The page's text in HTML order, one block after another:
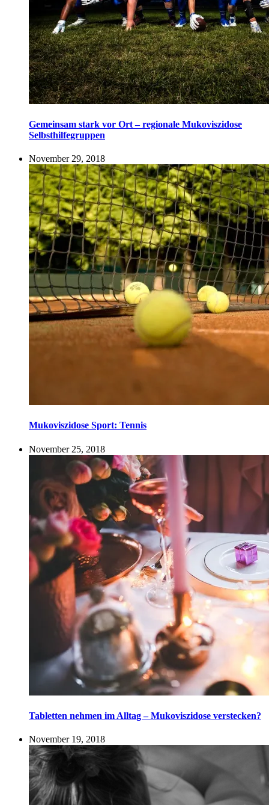
Gemeinsam stark vor Ort – regionale Mukoviszidose
Selbsthilfegruppen
November 29, 2018
Mukoviszidose Sport: Tennis
November 25, 2018
Tabletten nehmen im Alltag – Mukoviszidose verstecken?
November 19, 2018